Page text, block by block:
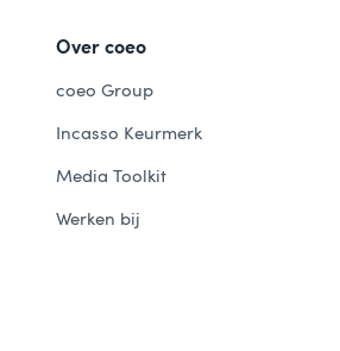
Over coeo
coeo Group
Incasso Keurmerk
Media Toolkit
Werken bij